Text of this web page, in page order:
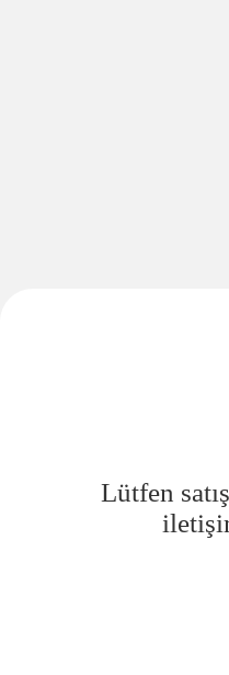
Lütfen